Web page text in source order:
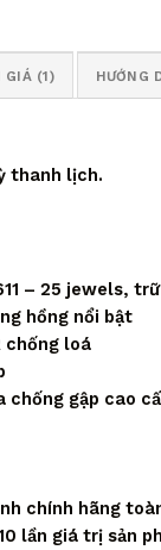
GIÁ (1) HƯỚNG
thanh lịch.
– 25 jewels,
hồng nổi bật
chống loá
chống gập cao
chính hãng
lần giá trị sản